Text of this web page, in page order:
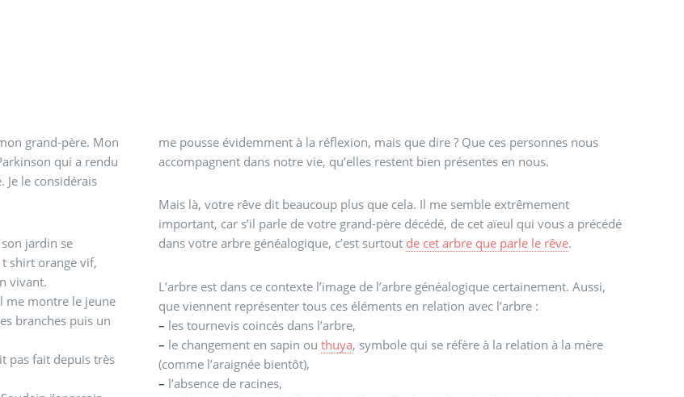
grand-père. Mon
qui a rendu
Je le considérais
jardin se
shirt orange vif,
vivant.
me montre le jeune
branches puis un
pas fait depuis très
me pousse évidemment à la réflexion, mais que dire ? Que ces personnes nous
accompagnent dans notre vie, qu’elles restent bien présentes en nous.
Mais là, votre rêve dit beaucoup plus que cela. Il me semble extrêmement
important, car s’il parle de votre grand-père décédé, de cet aïeul qui vous a précédé
dans votre arbre généalogique, c’est surtout de cet arbre que parle le rêve.
L’arbre est dans ce contexte l’image de l’arbre généalogique certainement. Aussi,
que viennent représenter tous ces éléments en relation avec l’arbre :
– les tournevis coincés dans l’arbre,
– le changement en sapin outhuya, symbole qui se réfère à la relation à la mère
(comme l’araignée bientôt),
– l’absence de racines,